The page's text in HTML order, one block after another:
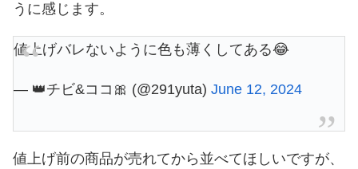
うに感じます。
値上げバレないように色も薄くしてある😂
— 👑チビ&ココ🎀 (@291yuta) June 12, 2024
値上げ前の商品が売れてから並べてほしいですが、